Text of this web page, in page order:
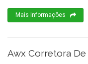
Mais Informações
Awx Corretora De